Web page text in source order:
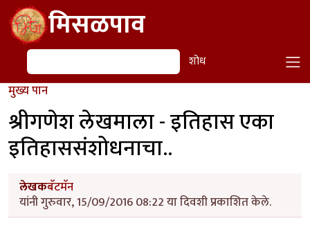
Skip to main contentमिसळपाव
शोध शोध
मुख्य पान
श्रीगणेश लेखमाला - इतिहास एका
इतिहाससंशोधनाचा..
लेखकबॅटमॅन
यांनी गुरुवार, 15/09/2016 08:22 या दिवशी प्रकाशित केले.